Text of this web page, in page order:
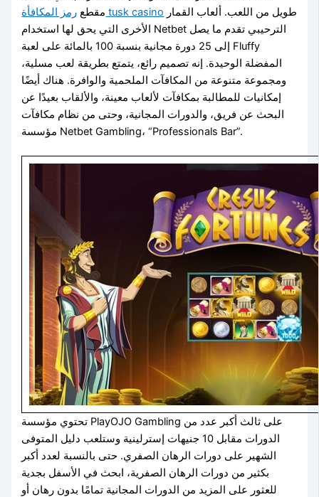
مقطع رمز المكافأة tusk casino
الأخرى التي يحق لها استخدام Netbet الترحيبي تقدم ما يصل
إلى 25 دورة مجانية بنسبة 100 بالمائة على لعبة Fluffy
المفضلة الوحيدة. إنه تصميم رائع، يتمتع بطريقة لعب مسلية،
ومجموعة متنوعة من المكافآت الملحمية والوافرة. هناك أيضًا
إمكانيات للمطالبة بمكافآت لألعاب معينة، والألقاب بعيدًا عن
البحث عن فريق، والدورات المجانية، وحتى من نظام مكافآت
مؤسسة Netbet Gambling، “Professionals Bar”.
تحتوي مؤسسة PlayOJO Gambling على ثالث أكبر عدد من
الدورات مقابل 10 جنيهات إسترلينية وستلعب دليل المتوفى
الشهير على دورات الرهان الصفري. حتى بالنسبة لعدد أكبر
بكثير من دورات الرهان الصفرية، ابحث في الأسفل بجدية
للعثور على المزيد من الدورات المجانية تمامًا بدون رهان أو